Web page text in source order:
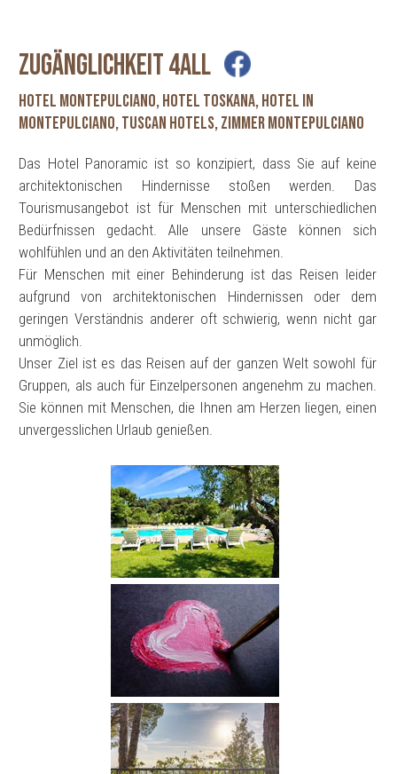
ZUGÄNGLICHKEIT 4ALL
hotel montepulciano, hotel toskana, hotel in
montepulciano, tuscan hotels, zimmer montepulciano
Das Hotel Panoramic ist so konzipiert, dass Sie auf keine
architektonischen Hindernisse stoßen werden. Das
Tourismusangebot ist für Menschen mit unterschiedlichen
Bedürfnissen gedacht. Alle unsere Gäste können sich
wohlfühlen und an den Aktivitäten teilnehmen.
Für Menschen mit einer Behinderung ist das Reisen leider
aufgrund von architektonischen Hindernissen oder dem
geringen Verständnis anderer oft schwierig, wenn nicht gar
unmöglich.
Unser Ziel ist es das Reisen auf der ganzen Welt sowohl für
Gruppen, als auch für Einzelpersonen angenehm zu machen.
Sie können mit Menschen, die Ihnen am Herzen liegen, einen
unvergesslichen Urlaub genießen.